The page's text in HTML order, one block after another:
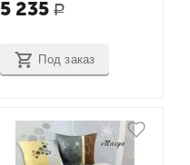
(50х70х2шт)
5 235 Р
Под заказ